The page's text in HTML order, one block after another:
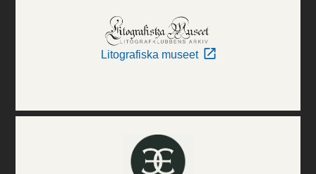
Litografiska museet